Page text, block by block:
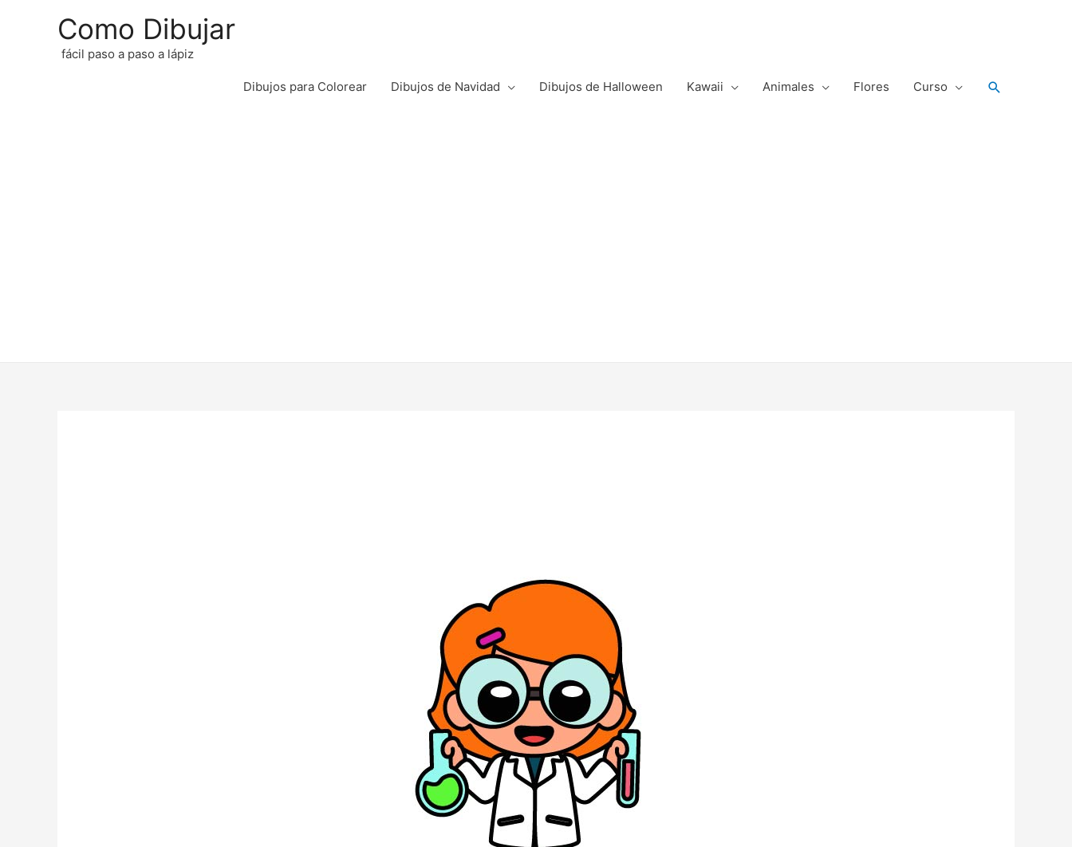
Como Dibujar
fácil paso a paso a lápiz
Dibujos para Colorear Dibujos de Navidad Dibujos de Halloween Kawaii Animales Flores Curso Buscar